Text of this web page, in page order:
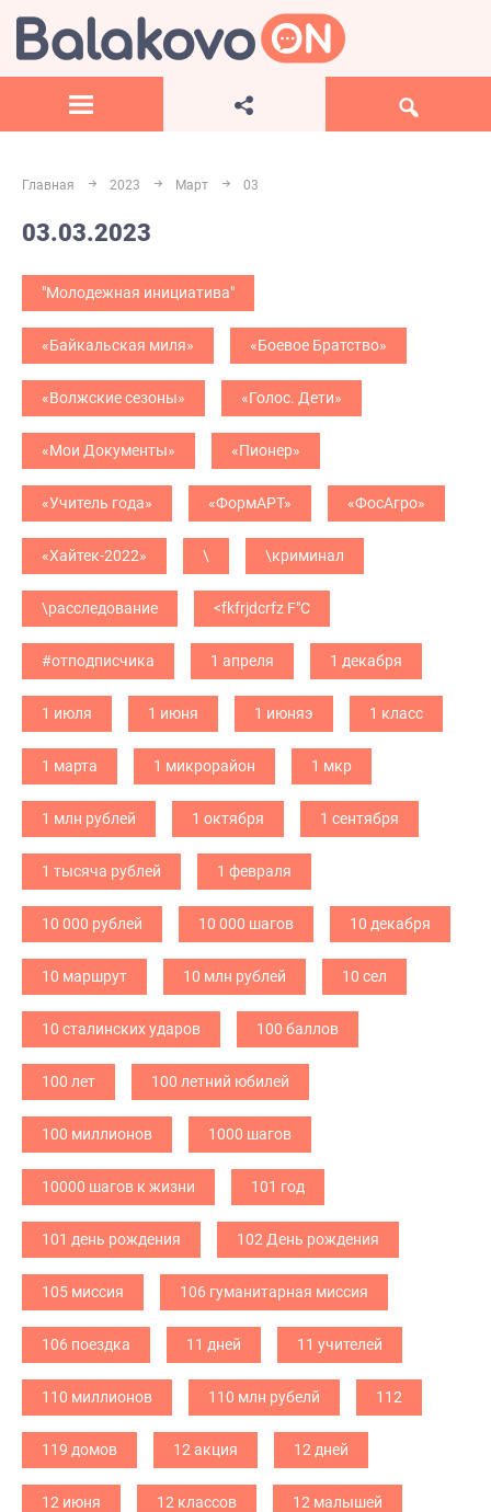
Главная 2023 Март 03
03.03.2023
"Молодежная инициатива"
«Байкальская миля» «Боевое Братство»
«Волжские сезоны» «Голос. Дети»
«Мои Документы» «Пионер»
«Учитель года» «ФормАРТ» «ФосАгро»
«Хайтек-2022» \ \криминал
\расследование <fkfrjdcrfz F"C
#отподписчика 1 апреля 1 декабря
1 июля 1 июня 1 июняэ 1 класс
1 марта 1 микрорайон 1 мкр
1 млн рублей 1 октября 1 сентября
1 тысяча рублей 1 февраля
10 000 рублей 10 000 шагов 10 декабря
10 маршрут 10 млн рублей 10 сел
10 сталинских ударов 100 баллов
100 лет 100 летний юбилей
100 миллионов 1000 шагов
10000 шагов к жизни 101 год
101 день рождения 102 День рождения
105 миссия 106 гуманитарная миссия
106 поездка 11 дней 11 учителей
110 миллионов 110 млн рубелй 112
119 домов 12 акция 12 дней
12 июня 12 классов 12 малышей